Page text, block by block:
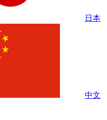
日本
中文